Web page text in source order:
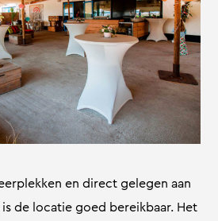
en direct gelegen aan
de locatie goed bereikbaar. Het